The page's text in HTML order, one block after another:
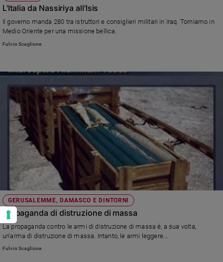
L'Italia da Nassiriya all'Isis
Il governo manda 280 tra istruttori e consiglieri militari in Iraq. Torniamo in
Medio Oriente per una missione bellica.
Fulvio Scaglione
GERUSALEMME, DAMASCO E DINTORNI
Propaganda di distruzione di massa
La propaganda contro le armi di distruzione di massa è, a sua volta,
un'arma di distruzione di massa. Intanto, le armi leggere...
Fulvio Scaglione